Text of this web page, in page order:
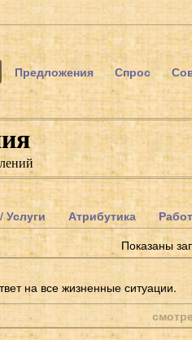
Предложения Спрос
Услуги Атрибутика
Показаны
на все жизненные ситуации.